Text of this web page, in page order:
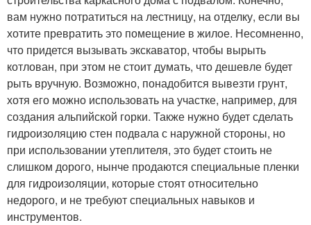
вам нужно потратиться на лестницу, на отделку, если вы
хотите превратить это помещение в жилое. Несомненно,
что придется вызывать экскаватор, чтобы вырыть
котлован, при этом не стоит думать, что дешевле будет
рыть вручную. Возможно, понадобится вывезти грунт,
хотя его можно использовать на участке, например, для
создания альпийской горки. Также нужно будет сделать
гидроизоляцию стен подвала с наружной стороны, но
при использовании утеплителя, это будет стоить не
слишком дорого, нынче продаются специальные пленки
для гидроизоляции, которые стоят относительно
недорого, и не требуют специальных навыков и
инструментов.